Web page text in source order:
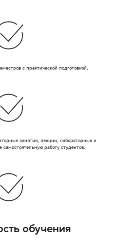
с практической подготовкой.
занятия, лекции, лабораторные и
работу студентов.
обучения